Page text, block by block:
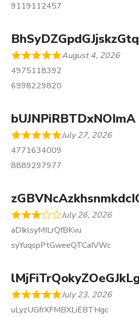
9119112457
BhSyDZGpdGJjskzGtq
August 4, 2026
4975118392
6998229820
bUJNPiRBTDxNOImA
July 27, 2026
4771634009
8889297977
July 26, 2026
aDIklsyMILrQfBKvu
syYuqspPtGweeQTCaIVWc
July 23, 2026
uLyzUGfrXFMBXLiEBTHgc